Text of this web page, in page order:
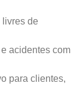
livres de
acidentes com
para clientes,